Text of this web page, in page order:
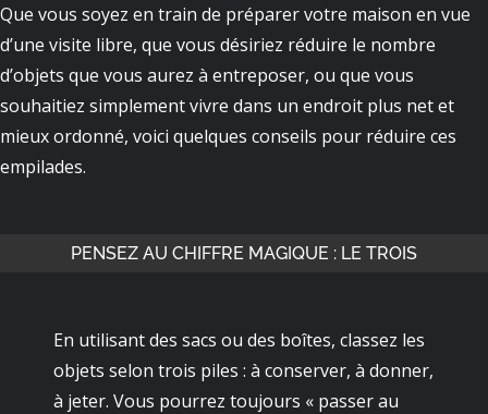
Que vous soyez en train de préparer votre maison en vue
d’une visite libre, que vous désiriez réduire le nombre
d’objets que vous aurez à entreposer, ou que vous
souhaitiez simplement vivre dans un endroit plus net et
mieux ordonné, voici quelques conseils pour réduire ces
empilades.
PENSEZ AU CHIFFRE MAGIQUE : LE TROIS
En utilisant des sacs ou des boîtes, classez les
objets selon trois piles : à conserver, à donner,
à jeter. Vous pourrez toujours « passer au